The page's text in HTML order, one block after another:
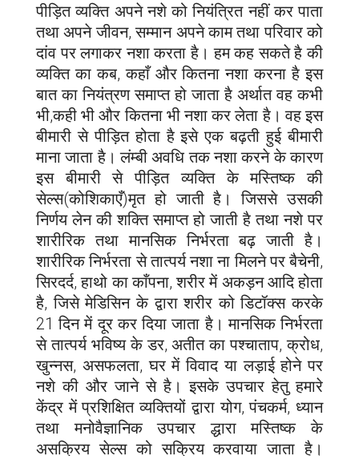
पीड़ित व्यक्ति अपने नशे को नियंत्रित नहीं कर पाता
तथा अपने जीवन, सम्मान अपने काम तथा परिवार को
दांव पर लगाकर नशा करता है। हम कह सकते है की
व्यक्ति का कब, कहाँ और कितना नशा करना है इस
बात का नियंत्रण समाप्त हो जाता है अर्थात वह कभी
भी,कही भी और कितना भी नशा कर लेता है। वह इस
बीमारी से पीड़ित होता है इसे एक बढ़ती हुई बीमारी
माना जाता है। लंम्बी अवधि तक नशा करने के कारण
इस बीमारी से पीड़ित व्यक्ति के मस्तिष्क की
सेल्स(कोशिकाएँ)मृत हो जाती है। जिससे उसकी
निर्णय लेन की शक्ति समाप्त हो जाती है तथा नशे पर
शारीरिक तथा मानसिक निर्भरता बढ़ जाती है।
शारीरिक निर्भरता से तात्पर्य नशा ना मिलने पर बैचेनी,
सिरदर्द, हाथो का काँपना, शरीर में अकड़न आदि होता
है, जिसे मेडिसिन के द्वारा शरीर को डिटॉक्स करके
21 दिन में दूर कर दिया जाता है। मानसिक निर्भरता
से तात्पर्य भविष्य के डर, अतीत का पश्चाताप, क्रोध,
खुन्नस, असफलता, घर में विवाद या लड़ाई होने पर
नशे की और जाने से है। इसके उपचार हेतु हमारे
केंद्र में प्रशिक्षित व्यक्तियों द्वारा योग, पंचकर्म, ध्यान
तथा मनोवैज्ञानिक उपचार द्धारा मस्तिष्क के
असक्रिय सेल्स को सक्रिय करवाया जाता है।